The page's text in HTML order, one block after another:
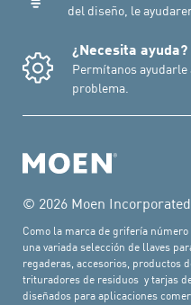
del diseño, le
¿Necesita ayuda?
Permítanos
problema.
© 2026 Moen Incorporated
Como la marca de grifería
una variada selección de llaves
regaderas, accesorios, productos
trituradores de residuos y tarjas
diseñados para aplicaciones